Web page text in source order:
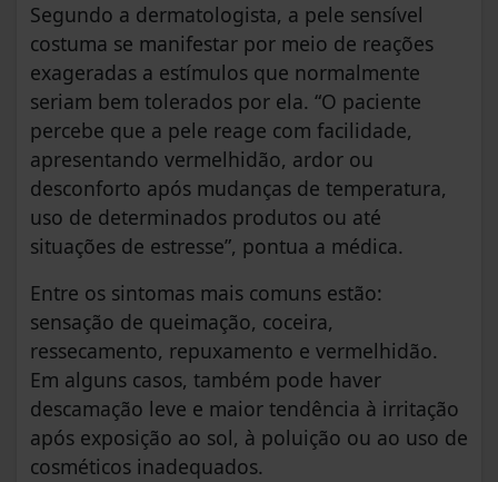
Segundo a dermatologista, a pele sensível
costuma se manifestar por meio de reações
exageradas a estímulos que normalmente
seriam bem tolerados por ela. “O paciente
percebe que a pele reage com facilidade,
apresentando vermelhidão, ardor ou
desconforto após mudanças de temperatura,
uso de determinados produtos ou até
situações de estresse”, pontua a médica.
Entre os sintomas mais comuns estão:
sensação de queimação, coceira,
ressecamento, repuxamento e vermelhidão.
Em alguns casos, também pode haver
descamação leve e maior tendência à irritação
após exposição ao sol, à poluição ou ao uso de
cosméticos inadequados.